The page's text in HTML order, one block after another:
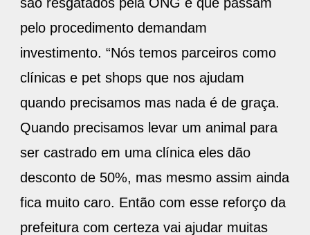
pelo procedimento demandam
investimento. “Nós temos parceiros como
clínicas e pet shops que nos ajudam
quando precisamos mas nada é de graça.
Quando precisamos levar um animal para
ser castrado em uma clínica eles dão
desconto de 50%, mas mesmo assim ainda
fica muito caro. Então com esse reforço da
prefeitura com certeza vai ajudar muitas